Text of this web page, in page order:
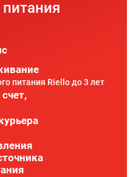
питания Riello до 3 лет